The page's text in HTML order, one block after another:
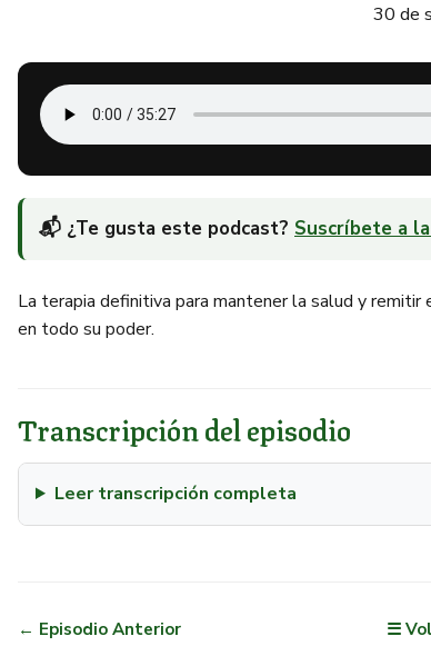
30 de
📬 ¿Te gusta este podcast? Suscríbete a
La terapia definitiva para mantener la salud y
en todo su poder.
Transcripción del episodio
Leer transcripción completa
← Episodio Anterior ☰